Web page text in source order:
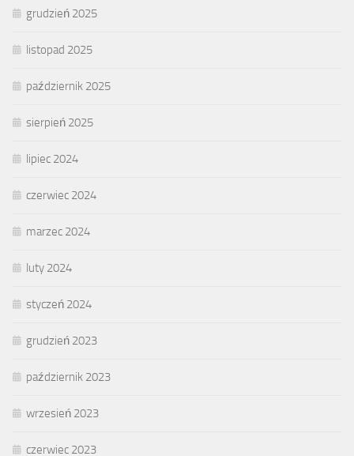
grudzień 2025
listopad 2025
październik 2025
sierpień 2025
lipiec 2024
czerwiec 2024
marzec 2024
luty 2024
styczeń 2024
grudzień 2023
październik 2023
wrzesień 2023
czerwiec 2023